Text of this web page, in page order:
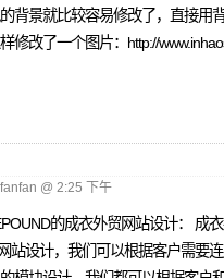
景就比较容易修改了，直接
改了一个图片：http://
@ 2:25 下午
的成衣外贸网站设计： 成
设计，我们可以根据客户需要